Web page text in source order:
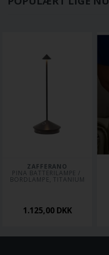
ZAFFERANO
PINA BATTERILAMPE /
BORDLAMPE, TITANIUM
1.125,00 DKK